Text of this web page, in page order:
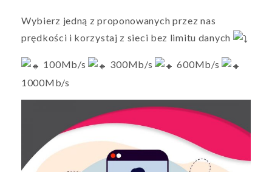
Wybierz jedną z proponowanych przez nas
prędkości i korzystaj z sieci bez limitu danych
100Mb/s 300Mb/s
600Mb/s
1000Mb/s